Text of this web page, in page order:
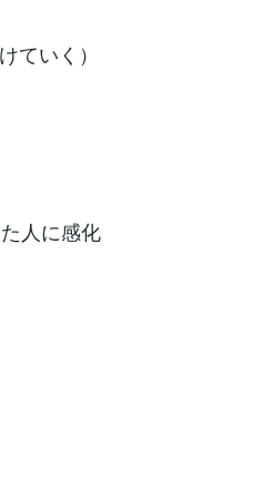
いく）
人に感化